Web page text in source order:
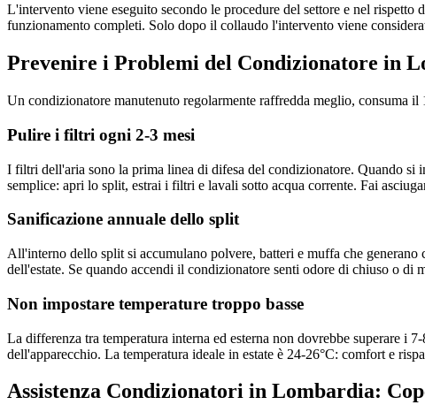
L'intervento viene eseguito secondo le procedure del settore e nel
funzionamento completi. Solo dopo il collaudo l'intervento viene
Prevenire i Problemi del Condizionatore in
Un condizionatore manutenuto regolarmente raffredda meglio, consuma
Pulire i filtri ogni 2-3 mesi
I filtri dell'aria sono la prima linea di difesa del condizionatore. Quando
semplice: apri lo split, estrai i filtri e lavali sotto acqua corrente. Fai
Sanificazione annuale dello split
All'interno dello split si accumulano polvere, batteri e muffa che
dell'estate. Se quando accendi il condizionatore senti odore di chiuso o di
Non impostare temperature troppo basse
La differenza tra temperatura interna ed esterna non dovrebbe superare i
dell'apparecchio. La temperatura ideale in estate è 24-26°C: comfort e
Assistenza Condizionatori in Lombardia: